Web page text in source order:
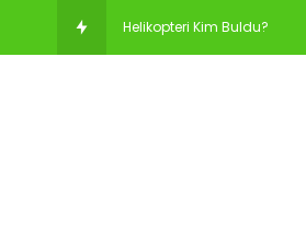
Helikopteri Kim Buldu?